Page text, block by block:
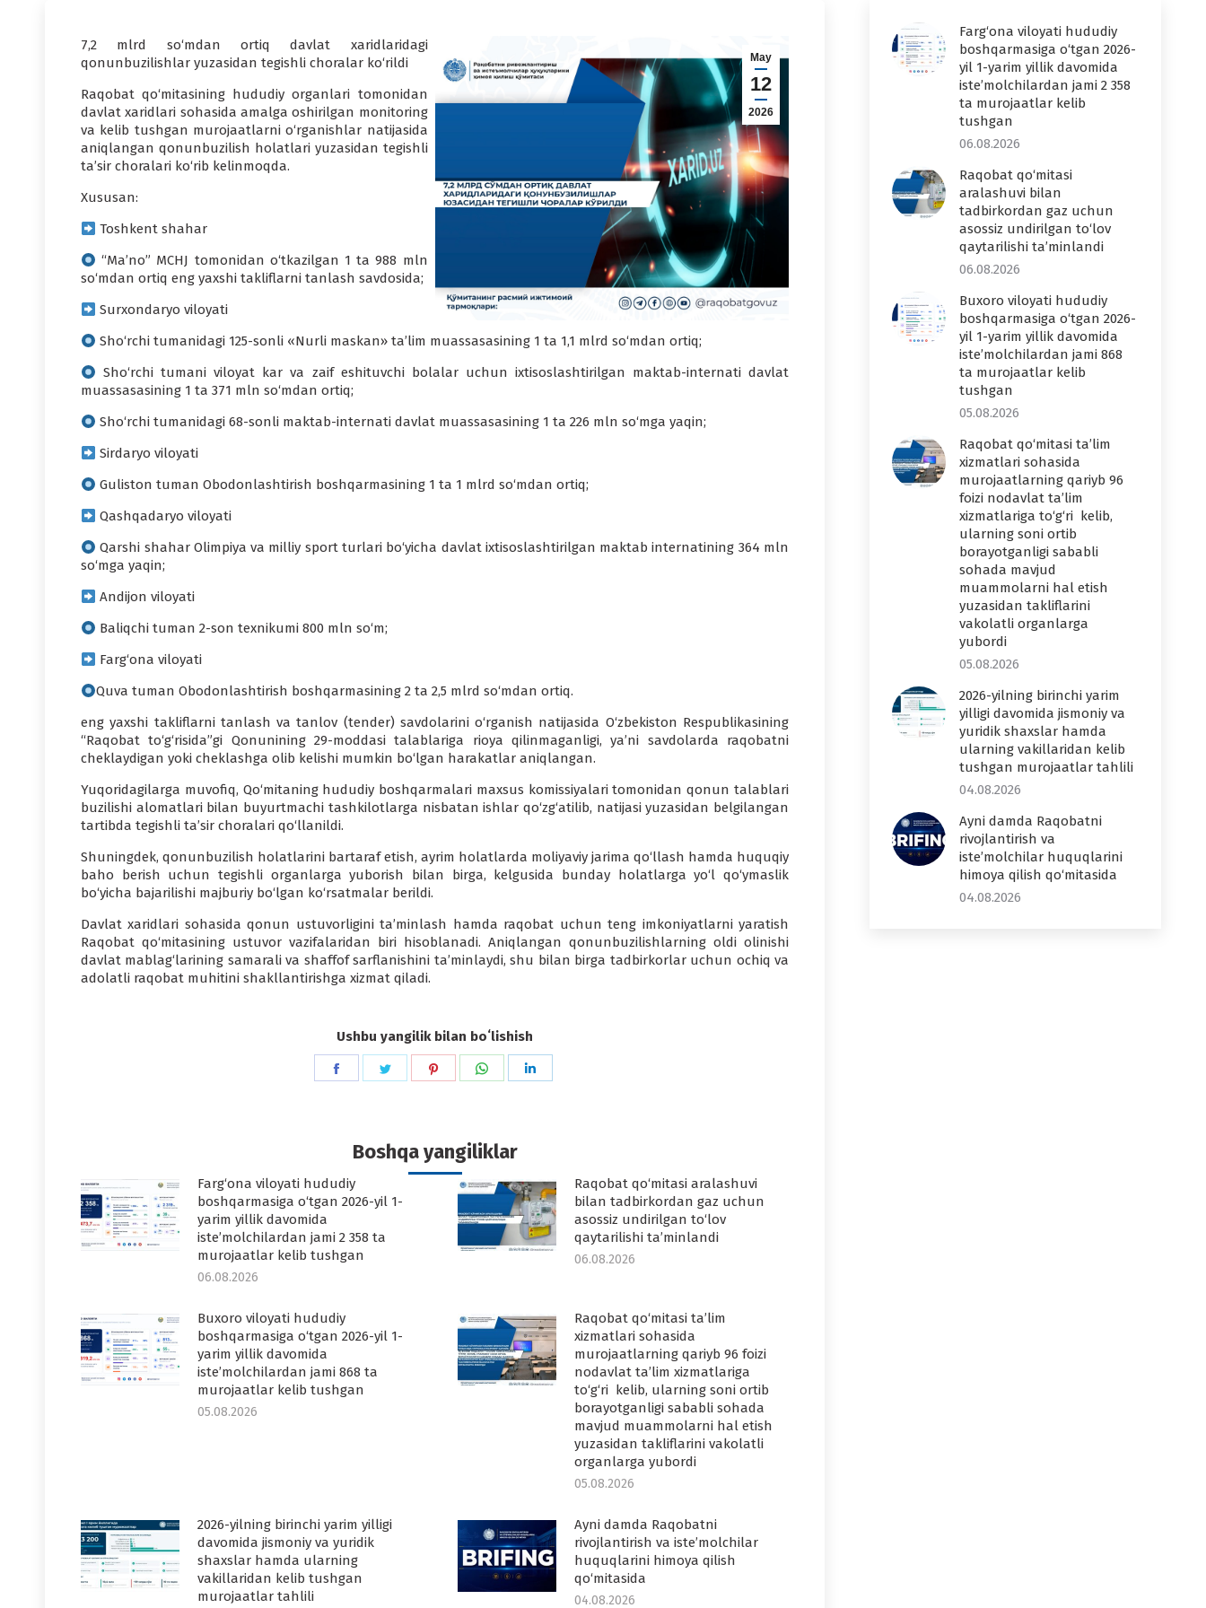
May
12
2026
7,2 mlrd so‘mdan ortiq davlat xaridlaridagi
qonunbuzilishlar yuzasidan tegishli choralar ko‘rildi
Raqobat qo‘mitasining hududiy organlari tomonidan
davlat xaridlari sohasida amalga oshirilgan monitoring
va kelib tushgan murojaatlarni o‘rganishlar natijasida
aniqlangan qonunbuzilish holatlari yuzasidan tegishli
ta’sir choralari ko‘rib kelinmoqda.
Xususan:
Toshkent shahar
“Ma’no” MCHJ tomonidan o‘tkazilgan 1 ta 988 mln
so‘mdan ortiq eng yaxshi takliflarni tanlash savdosida;
Surxondaryo viloyati
Sho‘rchi tumanidagi 125-sonli «Nurli maskan» ta’lim muassasasining 1 ta 1,1 mlrd so‘mdan ortiq;
Sho‘rchi tumani viloyat kar va zaif eshituvchi bolalar uchun ixtisoslashtirilgan maktab-internati davlat
muassasasining 1 ta 371 mln so‘mdan ortiq;
Sho‘rchi tumanidagi 68-sonli maktab-internati davlat muassasasining 1 ta 226 mln so‘mga yaqin;
Sirdaryo viloyati
Guliston tuman Obodonlashtirish boshqarmasining 1 ta 1 mlrd so‘mdan ortiq;
Qashqadaryo viloyati
Qarshi shahar Olimpiya va milliy sport turlari bo‘yicha davlat ixtisoslashtirilgan maktab internatining 364 mln
so‘mga yaqin;
Andijon viloyati
Baliqchi tuman 2-son texnikumi 800 mln so‘m;
Farg‘ona viloyati
Quva tuman Obodonlashtirish boshqarmasining 2 ta 2,5 mlrd so‘mdan ortiq.
eng yaxshi takliflarni tanlash va tanlov (tender) savdolarini o‘rganish natijasida O‘zbekiston Respublikasining
“Raqobat to‘g‘risida”gi Qonunining 29-moddasi talablariga rioya qilinmaganligi, ya’ni savdolarda raqobatni
cheklaydigan yoki cheklashga olib kelishi mumkin bo‘lgan harakatlar aniqlangan.
Yuqoridagilarga muvofiq, Qo‘mitaning hududiy boshqarmalari maxsus komissiyalari tomonidan qonun talablari
buzilishi alomatlari bilan buyurtmachi tashkilotlarga nisbatan ishlar qo‘zg‘atilib, natijasi yuzasidan belgilangan
tartibda tegishli ta’sir choralari qo‘llanildi.
Shuningdek, qonunbuzilish holatlarini bartaraf etish, ayrim holatlarda moliyaviy jarima qo‘llash hamda huquqiy
baho berish uchun tegishli organlarga yuborish bilan birga, kelgusida bunday holatlarga yo‘l qo‘ymaslik
bo‘yicha bajarilishi majburiy bo‘lgan ko‘rsatmalar berildi.
Davlat xaridlari sohasida qonun ustuvorligini ta’minlash hamda raqobat uchun teng imkoniyatlarni yaratish
Raqobat qo‘mitasining ustuvor vazifalaridan biri hisoblanadi. Aniqlangan qonunbuzilishlarning oldi olinishi
davlat mablag‘larining samarali va shaffof sarflanishini ta’minlaydi, shu bilan birga tadbirkorlar uchun ochiq va
adolatli raqobat muhitini shakllantirishga xizmat qiladi.
Ushbu yangilik bilan boʻlishish
Share
Share
Share
Share
Boshqa yangiliklar
Farg‘ona viloyati hududiy
boshqarmasiga o‘tgan 2026-yil 1-
yarim yillik davomida
iste’molchilardan jami 2 358 ta
murojaatlar kelib tushgan
06.08.2026
Raqobat qo‘mitasi aralashuvi
bilan tadbirkordan gaz uchun
asossiz undirilgan to‘lov
qaytarilishi ta’minlandi
06.08.2026
Buxoro viloyati hududiy
boshqarmasiga o‘tgan 2026-yil 1-
yarim yillik davomida
iste’molchilardan jami 868 ta
murojaatlar kelib tushgan
05.08.2026
Raqobat qo‘mitasi ta’lim
xizmatlari sohasida
murojaatlarning qariyb 96 foizi
nodavlat ta’lim xizmatlariga
to‘g‘ri kelib, ularning soni ortib
borayotganligi sababli sohada
mavjud muammolarni hal etish
yuzasidan takliflarini vakolatli
organlarga yubordi
05.08.2026
2026-yilning birinchi yarim yilligi
davomida jismoniy va yuridik
shaxslar hamda ularning
vakillaridan kelib tushgan
murojaatlar tahlili
Ayni damda Raqobatni
rivojlantirish va iste’molchilar
huquqlarini himoya qilish
qo‘mitasida
04.08.2026
Farg‘ona viloyati hududiy
boshqarmasiga o‘tgan 2026-
yil 1-yarim yillik davomida
iste’molchilardan jami 2 358
ta murojaatlar kelib
tushgan
06.08.2026
Raqobat qo‘mitasi
aralashuvi bilan
tadbirkordan gaz uchun
asossiz undirilgan to‘lov
qaytarilishi ta’minlandi
06.08.2026
Buxoro viloyati hududiy
boshqarmasiga o‘tgan 2026-
yil 1-yarim yillik davomida
iste’molchilardan jami 868
ta murojaatlar kelib
tushgan
05.08.2026
Raqobat qo‘mitasi ta’lim
xizmatlari sohasida
murojaatlarning qariyb 96
foizi nodavlat ta’lim
xizmatlariga to‘g‘ri kelib,
ularning soni ortib
borayotganligi sababli
sohada mavjud
muammolarni hal etish
yuzasidan takliflarini
vakolatli organlarga
yubordi
05.08.2026
2026-yilning birinchi yarim
yilligi davomida jismoniy va
yuridik shaxslar hamda
ularning vakillaridan kelib
tushgan murojaatlar tahlili
04.08.2026
Ayni damda Raqobatni
rivojlantirish va
iste’molchilar huquqlarini
himoya qilish qo‘mitasida
04.08.2026